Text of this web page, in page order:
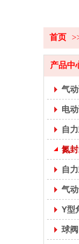
首页
产品中
气
电
自
氮
自
气
Y型
球阀